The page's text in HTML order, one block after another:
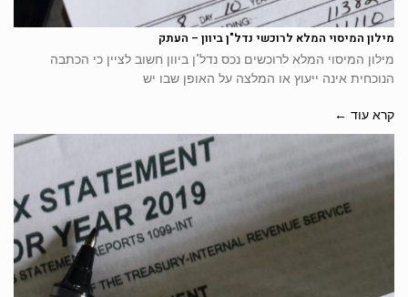
מילון המיסוי המלא לרוכשי נדל"ן ביוון – העתק
מילון המיסוי המלא לרוכשים נכס נדל"ן ביוון חשוב לציין כי הכתבה
הנוכחית אינה ייעוץ או המלצה על האופן שבו יש
קרא עוד ←